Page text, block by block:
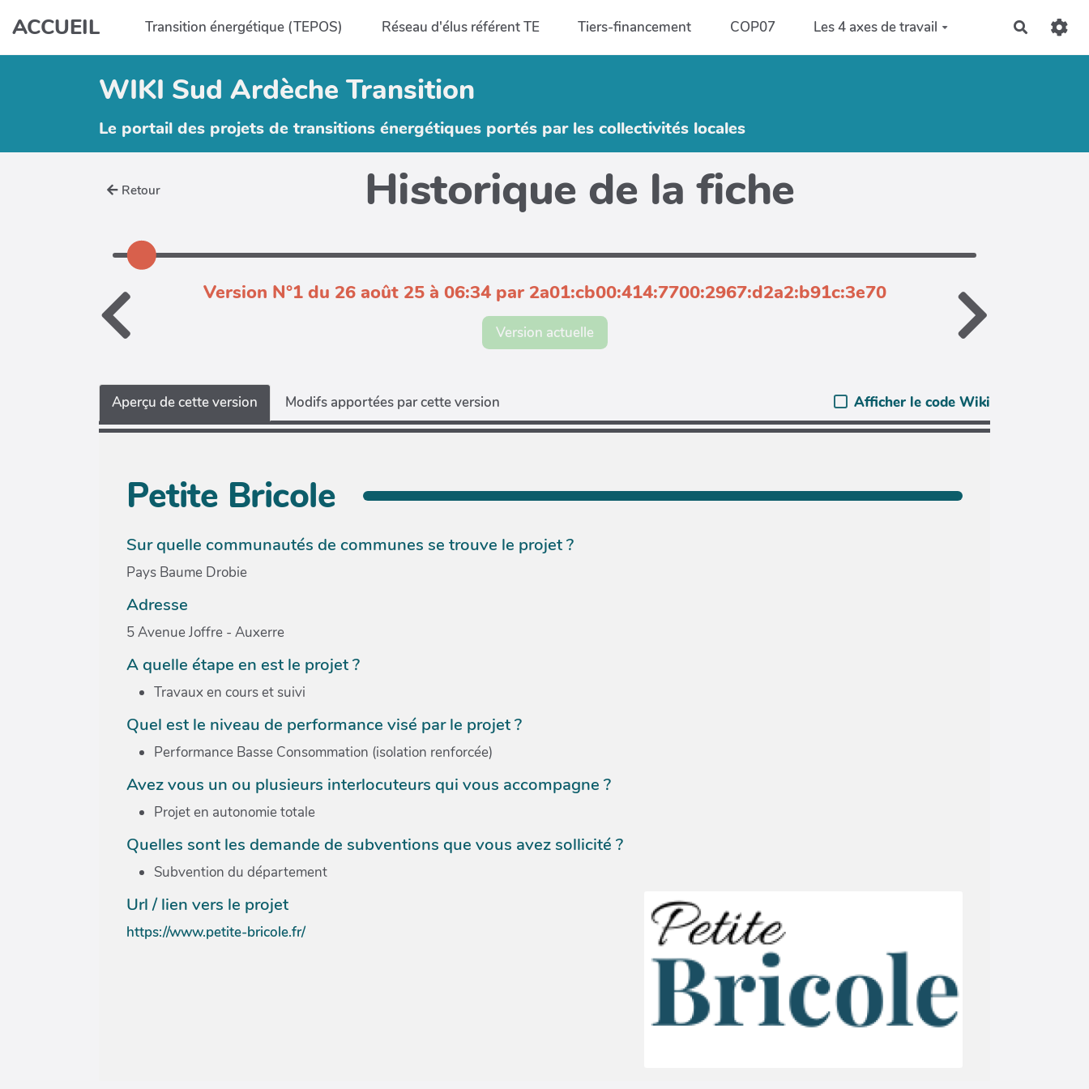
Aller au contenu principal
ACCUEIL Transition énergétique (TEPOS) Réseau d'élus référent TE Tiers-financement COP07 Les 4 axes de travail
WIKI Sud Ardèche Transition
Le portail des projets de transitions énergétiques portés par les collectivités locales
Retour Historique de la fiche
Version N°1 du 26 août 25 à 06:34 par 2a01:cb00:414:7700:2967:d2a2:b91c:3e70
Version actuelle
Aperçu de cette version Modifs apportées par cette version Afficher le code Wiki
Petite Bricole
Sur quelle communautés de communes se trouve le projet ?
Pays Baume Drobie
Adresse
5 Avenue Joffre - Auxerre
A quelle étape en est le projet ?
Travaux en cours et suivi
Quel est le niveau de performance visé par le projet ?
Performance Basse Consommation (isolation renforcée)
Avez vous un ou plusieurs interlocuteurs qui vous accompagne ?
Projet en autonomie totale
Quelles sont les demande de subventions que vous avez sollicité ?
Subvention du département
Url / lien vers le projet
https://www.petite-bricole.fr/